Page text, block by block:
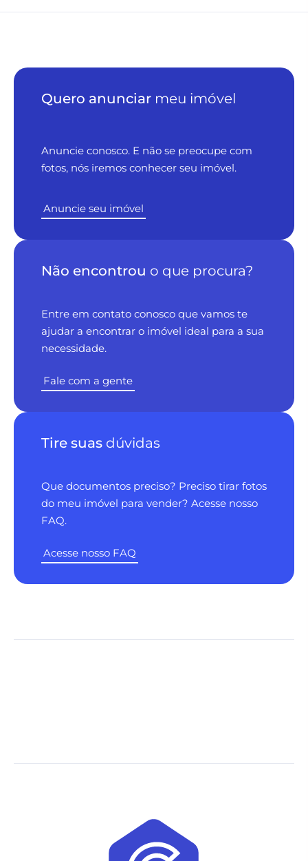
Quero anunciar meu imóvel
Anuncie conosco. E não se preocupe com
fotos, nós iremos conhecer seu imóvel.
Anuncie seu imóvel
Não encontrou o que procura?
Entre em contato conosco que vamos te
ajudar a encontrar o imóvel ideal para a sua
necessidade.
Fale com a gente
Tire suas dúvidas
Que documentos preciso? Preciso tirar fotos
do meu imóvel para vender? Acesse nosso
FAQ.
Acesse nosso FAQ